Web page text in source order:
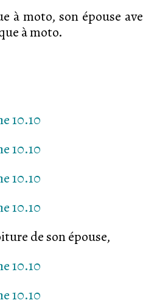
à moto, son épouse
à moto.
de son épouse,